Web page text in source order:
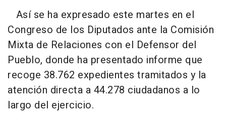
Así se ha expresado este martes en el
Congreso de los Diputados ante la Comisión
Mixta de Relaciones con el Defensor del
Pueblo, donde ha presentado informe que
recoge 38.762 expedientes tramitados y la
atención directa a 44.278 ciudadanos a lo
largo del ejercicio.